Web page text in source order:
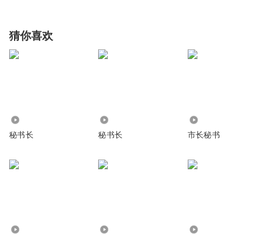
好
猜你喜欢
秘书长 秘书长 市长秘书